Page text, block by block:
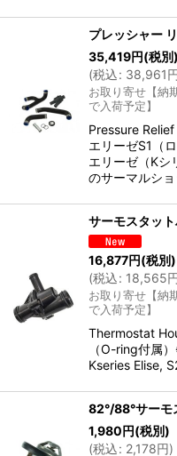
プレッシャー
35,419円(税別)
(税込: 38,961
お取り寄せ【納
で入荷予定】
Pressure
エリーゼS1（
エリーゼ（Kシ
のサーマルシ
サーモスタッ
16,877円(税別)
(税込: 18,565
お取り寄せ【納
で入荷予定】
Thermostat
（O-ring付属
Kseries Elise,
82°/88°サーモ
1,980円(税別)
(税込: 2,178円)